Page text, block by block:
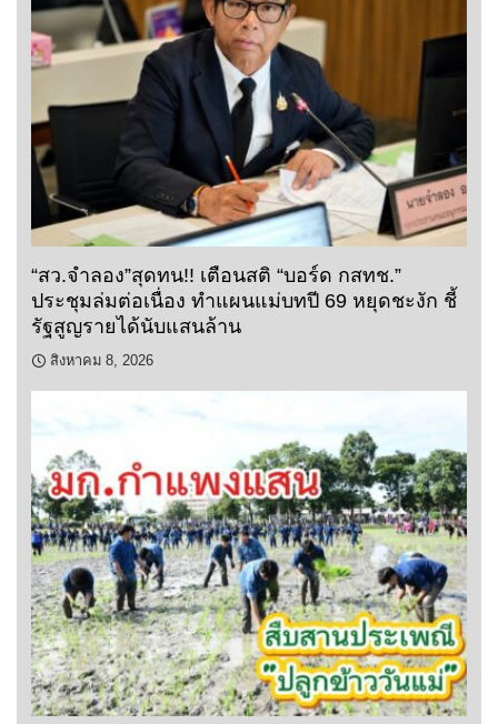
“สว.จำลอง”สุดทน!! เตือนสติ “บอร์ด กสทช.”
ประชุมล่มต่อเนื่อง ทำแผนแม่บทปี 69 หยุดชะงัก ชี้
รัฐสูญรายได้นับแสนล้าน
สิงหาคม 8, 2026